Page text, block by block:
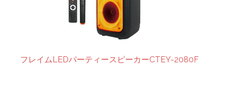
フレイムLEDパーティースピーカーCTEY-2080F